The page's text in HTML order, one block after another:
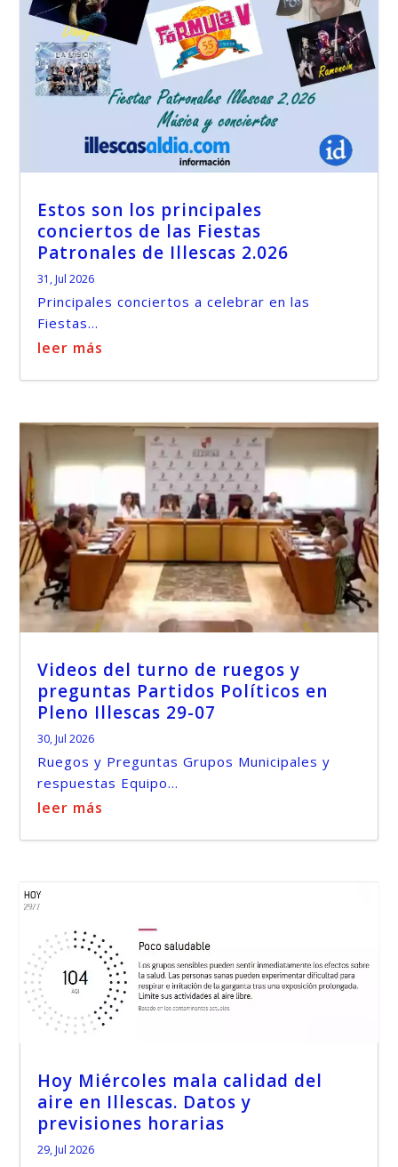
Estos son los principales
conciertos de las Fiestas
Patronales de Illescas 2.026
31, Jul 2026
Principales conciertos a celebrar en las
Fiestas...
leer más
Videos del turno de ruegos y
preguntas Partidos Políticos en
Pleno Illescas 29-07
30, Jul 2026
Ruegos y Preguntas Grupos Municipales y
respuestas Equipo...
leer más
Hoy Miércoles mala calidad del
aire en Illescas. Datos y
previsiones horarias
29, Jul 2026